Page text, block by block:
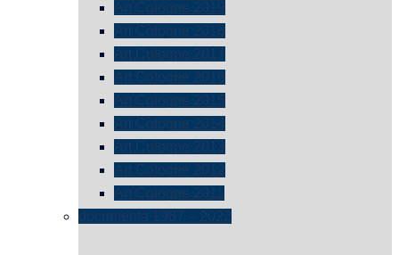
Art Cologne 2019
Art Cologne 2018
Art Cologne 2017
Art Cologne 2016
Art Cologne 2015
Art Cologne 2014
Art Cologne 2013
Art Cologne 2012
Art Cologne 2011
documenta 1987 – 2022